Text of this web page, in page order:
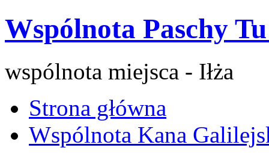
Wspólnota Paschy
wspólnota miejsca - Iłża
Strona główna
Wspólnota Kana